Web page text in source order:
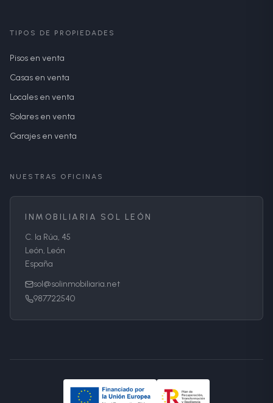
TIPOS DE PROPIEDADES
Pisos en venta
Casas en venta
Locales en venta
Solares en venta
Garajes en venta
NUESTRAS OFICINAS
INMOBILIARIA SOL LEÓN
C. la Rúa, 45
León, León
España
sol@solinmobiliaria.net
987722540